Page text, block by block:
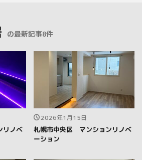
の最新記事8件
リノベ
2026年1月15日
札幌市中央区 マンションリノベ
ーション